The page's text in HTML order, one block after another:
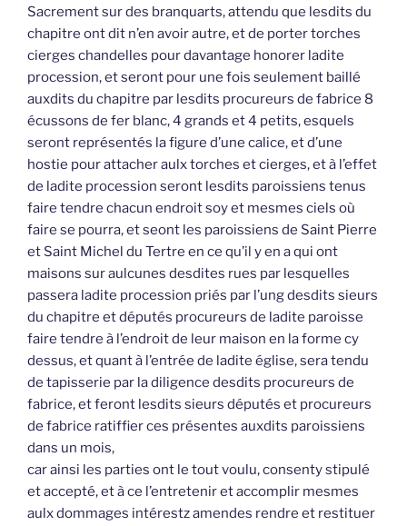
Sacrement sur des branquarts, attendu que lesdits du
chapitre ont dit n’en avoir autre, et de porter torches
cierges chandelles pour davantage honorer ladite
procession, et seront pour une fois seulement baillé
auxdits du chapitre par lesdits procureurs de fabrice 8
écussons de fer blanc, 4 grands et 4 petits, esquels
seront représentés la figure d’une calice, et d’une
hostie pour attacher aulx torches et cierges, et à l’effet
de ladite procession seront lesdits paroissiens tenus
faire tendre chacun endroit soy et mesmes ciels où
faire se pourra, et seont les paroissiens de Saint Pierre
et Saint Michel du Tertre en ce qu’il y en a qui ont
maisons sur aulcunes desdites rues par lesquelles
passera ladite procession priés par l’ung desdits sieurs
du chapitre et députés procureurs de ladite paroisse
faire tendre à l’endroit de leur maison en la forme cy
dessus, et quant à l’entrée de ladite église, sera tendu
de tapisserie par la diligence desdits procureurs de
fabrice, et feront lesdits sieurs députés et procureurs
de fabrice ratiffier ces présentes auxdits paroissiens
dans un mois,
car ainsi les parties ont le tout voulu, consenty stipulé
et accepté, et à ce l’entretenir et accomplir mesmes
aulx dommages intérestz amendes rendre et restituer